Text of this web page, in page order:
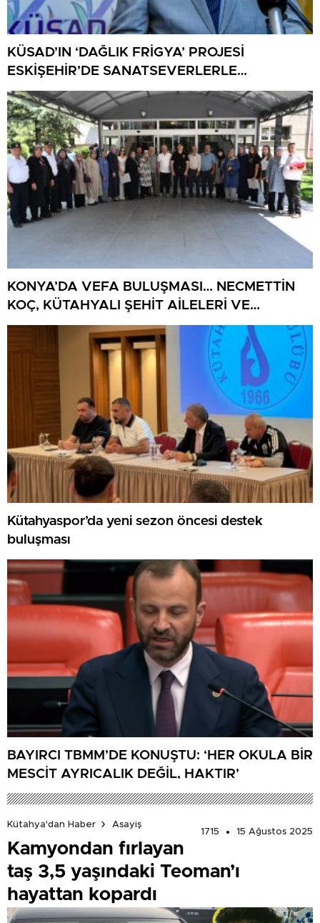
KÜSAD’IN ‘DAĞLIK FRİGYA’ PROJESİ
ESKİŞEHİR’DE SANATSEVERLERLE
BULUŞUYOR
KONYA’DA VEFA BULUŞMASI… NECMETTİN
KOÇ, KÜTAHYALI ŞEHİT AİLELERİ VE
GAZİLERİ AĞIRLADI
Kütahyaspor’da yeni sezon öncesi destek
buluşması
BAYIRCI TBMM’DE KONUŞTU: ‘HER OKULA BİR
MESCİT AYRICALIK DEĞİL, HAKTIR’
Kütahya'dan Haber
Asayiş
1715
15 Ağustos 2025
Kamyondan fırlayan
taş 3,5 yaşındaki Teoman’ı
hayattan kopardı